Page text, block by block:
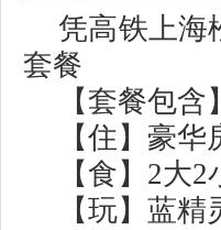
凭高铁上海
套餐
【套餐包含
【住】豪
【食】2大
【玩】蓝